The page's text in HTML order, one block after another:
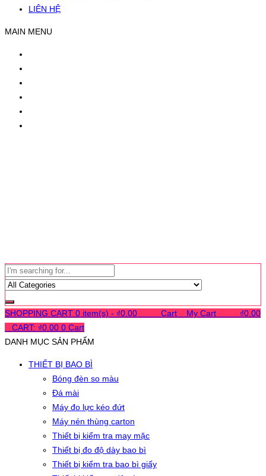
LIÊN HỆ
MAIN MENU
SHOPPING CART 0 item(s) - ₫0.00 Cart My Cart ₫0.00
CART: ₫0.00 0 Cart
DANH MỤC SẢN PHẨM
THIẾT BỊ BAO BÌ
Bóng đèn so màu
Đá mài
Máy đo lực kéo đứt
Máy nén thùng carton
Thiết bị kiểm tra may mặc
Thiết bị đo độ dày bao bì
Thiết bị kiểm tra bao bì giấy